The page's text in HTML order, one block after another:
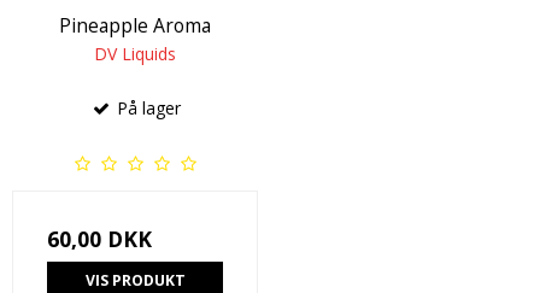
Pineapple Aroma
DV Liquids
På lager
60,00 DKK
VIS PRODUKT